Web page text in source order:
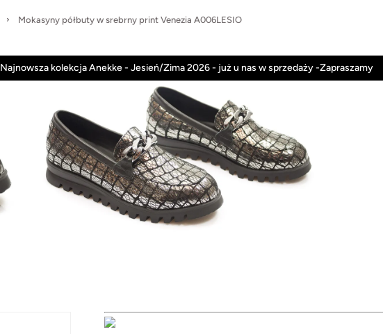
Najnowsza kolekcja Anekke - Jesień/Zima 2026 - już u nas w sprzedaży -Zapraszamy
Mokasyny półbuty w srebrny print Venezia A006LESIO